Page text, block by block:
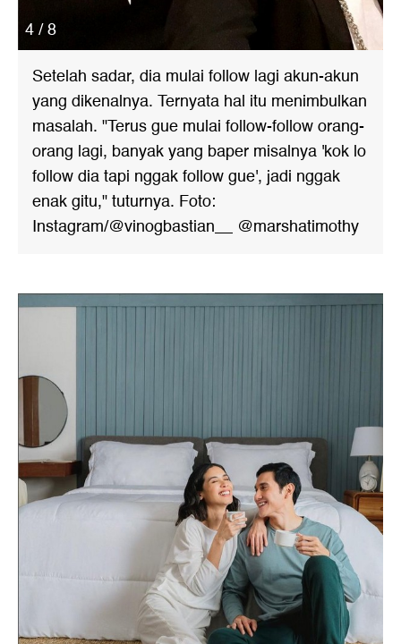
4 / 8
Setelah sadar, dia mulai follow lagi akun-akun
yang dikenalnya. Ternyata hal itu menimbulkan
masalah. "Terus gue mulai follow-follow orang-
orang lagi, banyak yang baper misalnya 'kok lo
follow dia tapi nggak follow gue', jadi nggak
enak gitu," tuturnya. Foto:
Instagram/@vinogbastian__ @marshatimothy